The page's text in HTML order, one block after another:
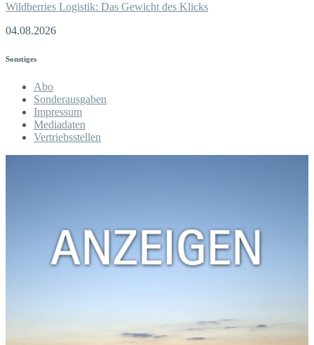
Wildberries Logistik: Das Gewicht des Klicks
04.08.2026
Sonstiges
Abo
Sonderausgaben
Impressum
Mediadaten
Vertriebsstellen